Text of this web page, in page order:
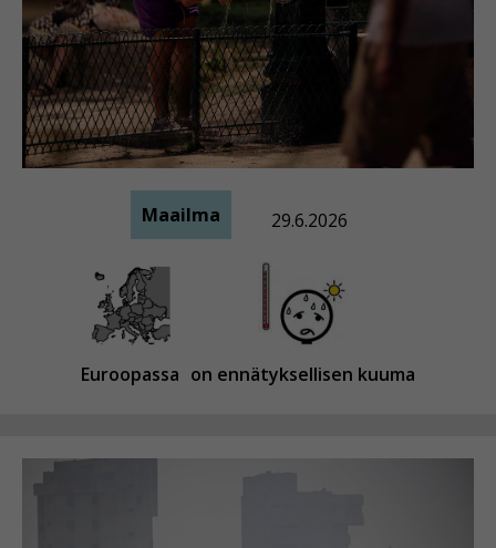
Maailma 29.6.2026
Euroopassa on ennätyksellisen kuuma